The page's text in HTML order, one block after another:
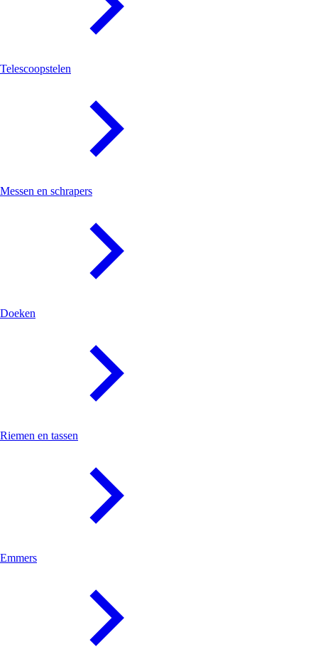
Telescoopstelen
Messen en schrapers
Doeken
Riemen en tassen
Emmers